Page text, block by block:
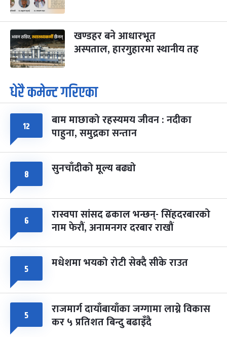
खण्डहर बने आधारभूत
अस्पताल, हारगुहारमा स्थानीय तह
धेरै कमेन्ट गरिएका
१२ बाम माछाको रहस्यमय जीवन : नदीका
पाहुना, समुद्रका सन्तान
८ सुनचाँदीको मूल्य बढ्यो
६ रास्वपा सांसद ढकाल भन्छन्- सिंहदरबारको
नाम फेरौं, अनामनगर दरबार राखौं
५ मधेशमा भयको रोटी सेक्दै सीके राउत
५ राजमार्ग दायाँबायाँका जग्गामा लाग्ने विकास
कर ५ प्रतिशत बिन्दु बढाइँदै